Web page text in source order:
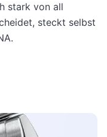
stark von all
steckt selbst